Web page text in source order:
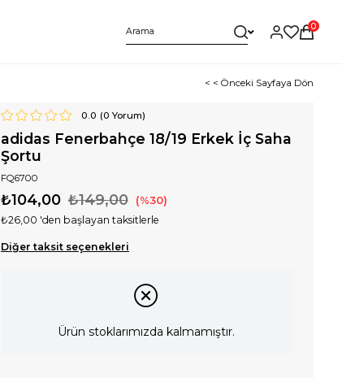
0
< < Önceki Sayfaya Dön
0.0 (0 Yorum)
adidas Fenerbahçe 18/19 Erkek İç Saha
Şortu
FQ6700
₺149,00
₺104,00 30
₺26,00 'den başlayan taksitlerle
Diğer taksit seçenekleri
Ürün stoklarımızda kalmamıştır.